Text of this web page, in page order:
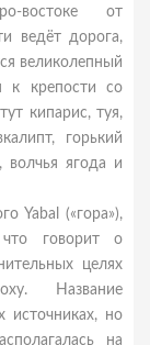
востоке от
ведёт дорога,
великолепный
к крепости со
кипарис, туя,
горький
волчья ягода и
Yabal («гора»),
что говорит о
целях
Название
источниках, но
на